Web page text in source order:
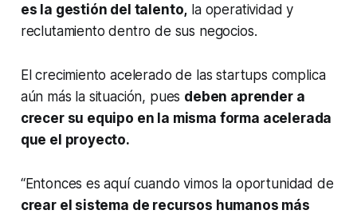
es la gestión del talento, la operatividad y
reclutamiento dentro de sus negocios.
El crecimiento acelerado de lasstartups complica
aún más la situación, pues deben aprender a
crecer su equipo en la misma forma acelerada
que el proyecto.
“Entonces es aquí cuando vimos la oportunidad de
crear el sistema de recursos humanos más